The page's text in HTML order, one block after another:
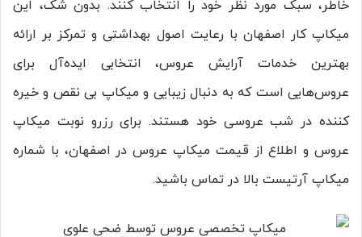
خاطر، سبک مورد نظر خود را انتخاب کنند. بدون شک، این
میکاپ کار اصفهان با رعایت اصول بهداشتی و تمرکز بر ارائه
بهترین خدمات آرایش عروس، انتخابی ایده‌آل برای
عروس‌هایی است که به دنبال زیبایی و میکاپ بی ‌نقص و خیره
کننده در شب عروسی خود هستند. برای رزرو نوبت میکاپ
عروس و اطلاع از قیمت میکاپ عروس در اصفهان، با شماره
میکاپ آرتیست بالا در تماس باشید.